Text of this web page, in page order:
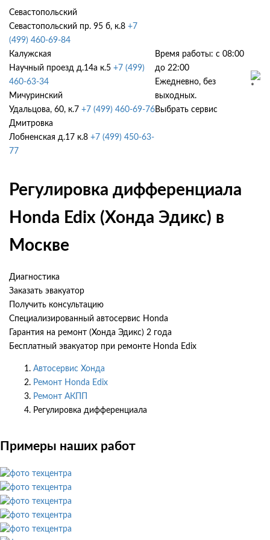
Севастопольский
Севастопольский пр. 95 б, к.8 +7
(499) 460-69-84
Калужская
Научный проезд д.14а к.5 +7 (499)
460-63-34
Мичуринский
Удальцова, 60, к.7 +7 (499) 460-69-76
Дмитровка
Лобненская д.17 к.8 +7 (499) 450-63-
77
Время работы: с 08:00
до 22:00
Ежедневно, без
выходных.
Выбрать сервис
Регулировка дифференциала
Honda Edix (Хонда Эдикс) в
Москве
Диагностика
Заказать эвакуатор
Получить консультацию
Специализированный автосервис Honda
Гарантия на ремонт (Хонда Эдикс) 2 года
Бесплатный эвакуатор при ремонте Honda Edix
Автосервис Хонда
Ремонт Honda Edix
Ремонт АКПП
Регулировка дифференциала
Примеры наших работ